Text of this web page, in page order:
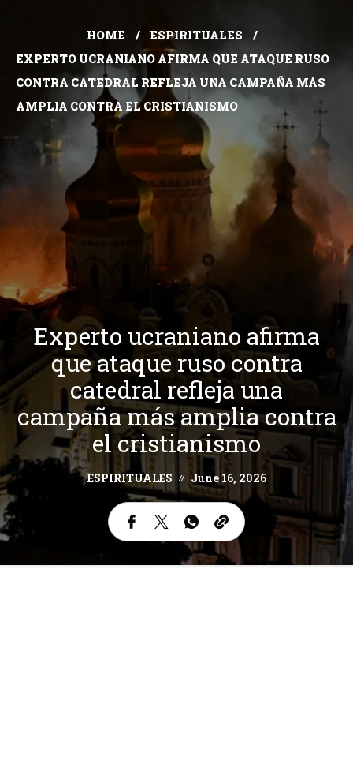
HOME
ESPIRITUALES
EXPERTO UCRANIANO AFIRMA QUE ATAQUE RUSO
CONTRA CATEDRAL REFLEJA UNA CAMPAÑA MÁS
AMPLIA CONTRA EL CRISTIANISMO
Experto ucraniano afirma
que ataque ruso contra
catedral refleja una
campaña más amplia contra
el cristianismo
ESPIRITUALES June 16, 2026